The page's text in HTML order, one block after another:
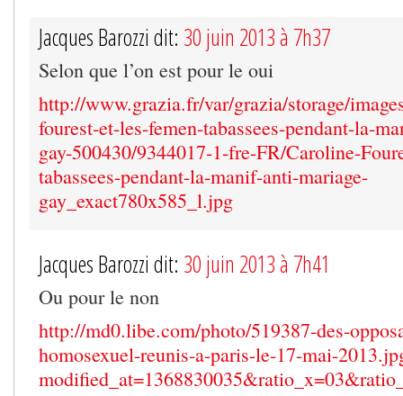
Jacques Barozzi dit: 30 juin 2013 à 7h37
Selon que l’on est pour le oui
http://www.grazia.fr/var/grazia/storage/
fourest-et-les-femen-tabassees-pendant-la-
gay-500430/9344017-1-fre-FR/Caroline-
tabassees-pendant-la-manif-anti-mariage-
gay_exact780x585_l.jpg
Jacques Barozzi dit: 30 juin 2013 à 7h41
Ou pour le non
http://md0.libe.com/photo/519387-des-
homosexuel-reunis-a-paris-le-17-mai-